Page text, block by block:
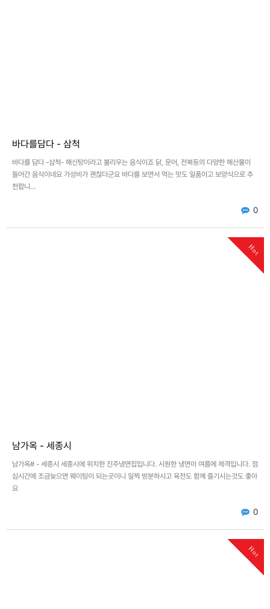
바다를담다 - 삼척
바다를 담다 -삼척- 해신탕이라고 불리우는 음식이죠 닭, 문어, 전복등의 다양한 해산물이
들어간 음식이네요 가성비가 괜찮더군요 바다를 보면서 먹는 맛도 일품이고 보양식으로 추
천합니…
0
Hot
남가옥 - 세종시
남가옥# - 세종시 세종시에 위치한 진주냉면집입니다. 시원한 냉면이 여름에 제격입니다. 점
심시간에 조금늦으면 웨이팅이 되는곳이니 일찍 방분하시고 육전도 함께 즐기시는것도 좋아
요
0
Hot